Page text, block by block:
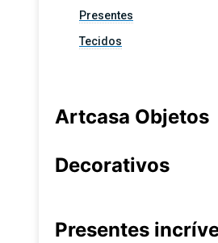
Presentes
Tecidos
Artcasa Objetos
Decorativos
Presentes